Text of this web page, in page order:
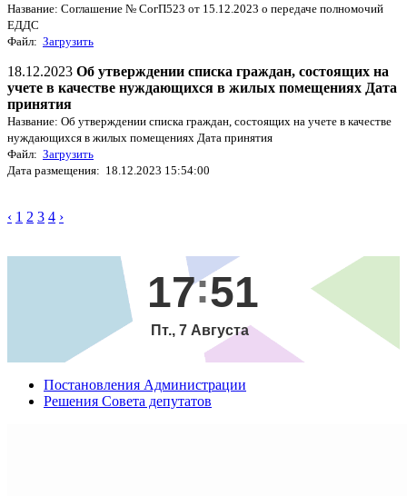
Название: Соглашение № СогП523 от 15.12.2023 о передаче полномочий
ЕДДС
Файл: Загрузить
18.12.2023 Об утверждении списка граждан, состоящих на
учете в качестве нуждающихся в жилых помещениях Дата
принятия
Название: Об утверждении списка граждан, состоящих на учете в качестве
нуждающихся в жилых помещениях Дата принятия
Файл: Загрузить
Дата размещения: 18.12.2023 15:54:00
‹ 1 2 3 4 ›
17 51
Пт., 7 Августа
Постановления Администрации
Решения Совета депутатов